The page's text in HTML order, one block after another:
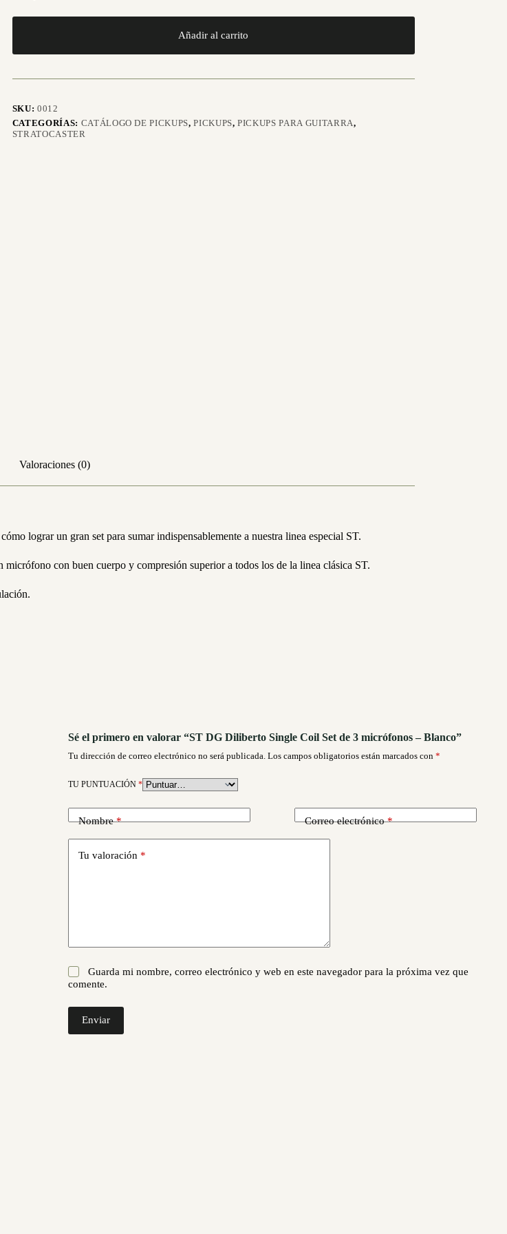
Añadir al carrito
SKU:0012
CATEGORÍAS: CATÁLOGO DE PICKUPS,PICKUPS,PICKUPS PARA GUITARRA,
STRATOCASTER
Valoraciones (0)
lograr un gran set para sumar indispensablemente a nuestra linea especial ST.
con buen cuerpo y compresión superior a todos los de la linea clásica ST.
Sé el primero en valorar “ST DG Diliberto Single Coil Set de 3 micrófonos – Blanco”
Tu dirección de correo electrónico no será publicada. Los campos obligatorios están marcados con *
TU PUNTUACIÓN *
Nombre* Correo electrónico*
Tu valoración *
Guarda mi nombre, correo electrónico y web en este navegador para la próxima vez que
comente.
Enviar